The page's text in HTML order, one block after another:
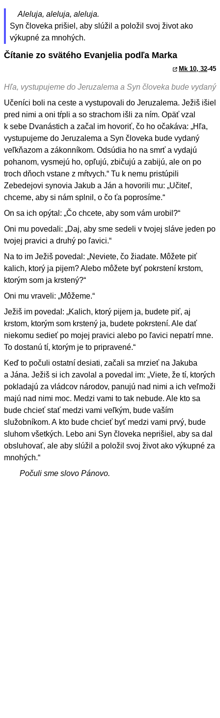
Aleluja, aleluja, aleluja.
Syn človeka prišiel, aby slúžil a položil svoj život ako
výkupné za mnohých.
Čítanie zo svätého Evanjelia podľa Marka
Mk 10, 32-45
Hľa, vystupujeme do Jeruzalema a Syn človeka bude vydaný
Učeníci boli na ceste a vystupovali do Jeruzalema. Ježiš išiel
pred nimi a oni tŕpli a so strachom išli za ním. Opäť vzal
k sebe Dvanástich a začal im hovoriť, čo ho očakáva: „Hľa,
vystupujeme do Jeruzalema a Syn človeka bude vydaný
veľkňazom a zákonníkom. Odsúdia ho na smrť a vydajú
pohanom, vysmejú ho, opľujú, zbičujú a zabijú, ale on po
troch dňoch vstane z mŕtvych.“ Tu k nemu pristúpili
Zebedejovi synovia Jakub a Ján a hovorili mu: „Učiteľ,
chceme, aby si nám splnil, o čo ťa poprosíme.“
On sa ich opýtal: „Čo chcete, aby som vám urobil?“
Oni mu povedali: „Daj, aby sme sedeli v tvojej sláve jeden po
tvojej pravici a druhý po ľavici.“
Na to im Ježiš povedal: „Neviete, čo žiadate. Môžete piť
kalich, ktorý ja pijem? Alebo môžete byť pokrstení krstom,
ktorým som ja krstený?“
Oni mu vraveli: „Môžeme.“
Ježiš im povedal: „Kalich, ktorý pijem ja, budete piť, aj
krstom, ktorým som krstený ja, budete pokrstení. Ale dať
niekomu sedieť po mojej pravici alebo po ľavici nepatrí mne.
To dostanú tí, ktorým je to pripravené.“
Keď to počuli ostatní desiati, začali sa mrzieť na Jakuba
a Jána. Ježiš si ich zavolal a povedal im: „Viete, že tí, ktorých
pokladajú za vládcov národov, panujú nad nimi a ich veľmoži
majú nad nimi moc. Medzi vami to tak nebude. Ale kto sa
bude chcieť stať medzi vami veľkým, bude vaším
služobníkom. A kto bude chcieť byť medzi vami prvý, bude
sluhom všetkých. Lebo ani Syn človeka neprišiel, aby sa dal
obsluhovať, ale aby slúžil a položil svoj život ako výkupné za
mnohých.“
Počuli sme slovo Pánovo.